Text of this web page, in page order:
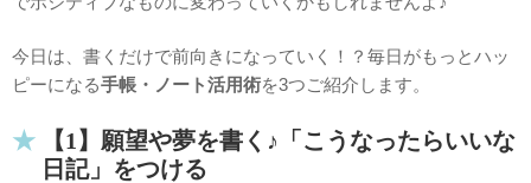
今日は、書くだけで前向きになっていく！？毎日がもっとハッ
ピーになる手帳・ノート活用術を3つご紹介します。
【1】願望や夢を書く♪「こうなったらいいな
日記」をつける